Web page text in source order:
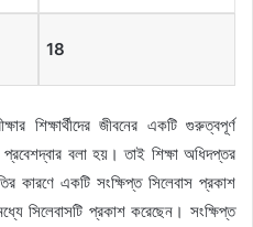
18
শিক্ষার্থীদের জীবনের একটি গুরুত্বপূর্ণ
বলা হয়। তাই শিক্ষা অধিদপ্তর
কারণে একটি সংক্ষিপ্ত সিলেবাস প্রকাশ
সিলেবাসটি প্রকাশ করেছেন। সংক্ষিপ্ত